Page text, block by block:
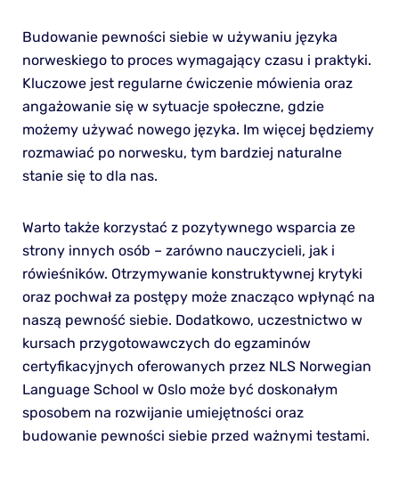
Budowanie pewności siebie w używaniu języka
norweskiego to proces wymagający czasu i praktyki.
Kluczowe jest regularne ćwiczenie mówienia oraz
angażowanie się w sytuacje społeczne, gdzie
możemy używać nowego języka. Im więcej będziemy
rozmawiać po norwesku, tym bardziej naturalne
stanie się to dla nas.
Warto także korzystać z pozytywnego wsparcia ze
strony innych osób – zarówno nauczycieli, jak i
rówieśników. Otrzymywanie konstruktywnej krytyki
oraz pochwał za postępy może znacząco wpłynąć na
naszą pewność siebie. Dodatkowo, uczestnictwo w
kursach przygotowawczych do egzaminów
certyfikacyjnych oferowanych przez NLS Norwegian
Language School w Oslo może być doskonałym
sposobem na rozwijanie umiejętności oraz
budowanie pewności siebie przed ważnymi testami.